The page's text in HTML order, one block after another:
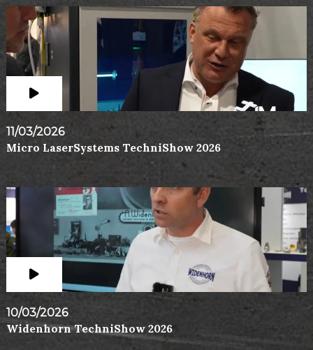
11/03/2026
Micro LaserSystems TechniShow 2026
10/03/2026
Widenhorn TechniShow 2026